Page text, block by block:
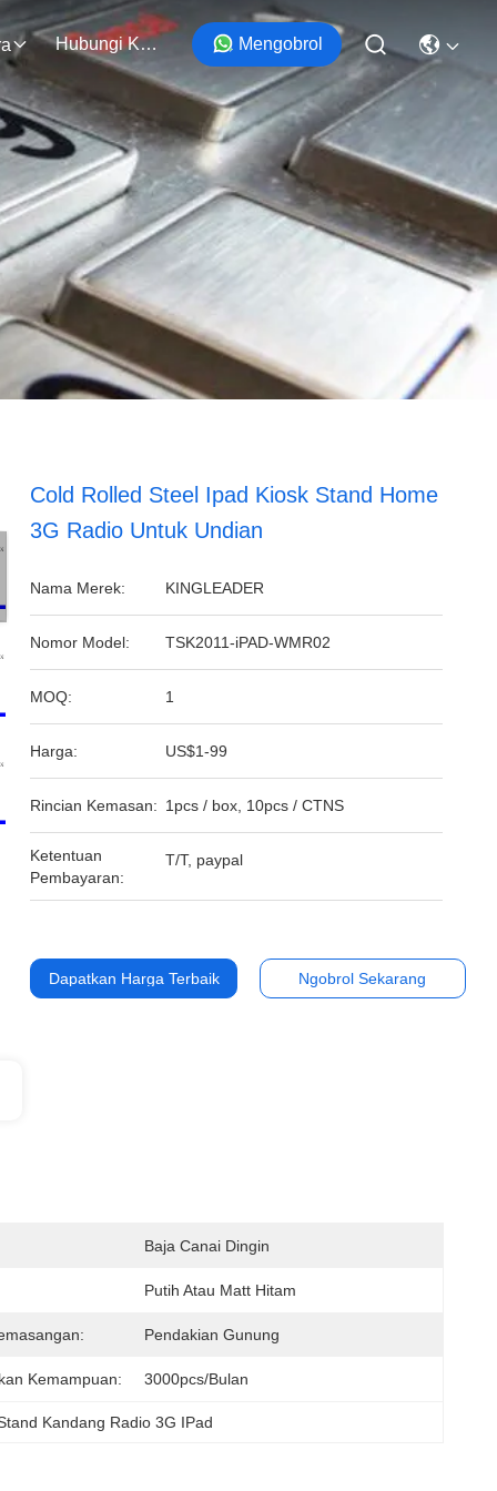
Hubungi Kami Mengobrol
Cold Rolled Steel Ipad Kiosk Stand Home
3G Radio Untuk Undian
Nama Merek: KINGLEADER
Nomor Model: TSK2011-iPAD-WMR02
MOQ: 1
Harga: US$1-99
Rincian Kemasan: 1pcs / box, 10pcs / CTNS
Ketentuan
Pembayaran:
T/T, paypal
Dapatkan Harga Terbaik Ngobrol Sekarang
Baja Canai Dingin
Putih Atau Matt Hitam
Pendakian Gunung
Kemampuan: 3000pcs/bulan
Kandang Radio 3G IPad